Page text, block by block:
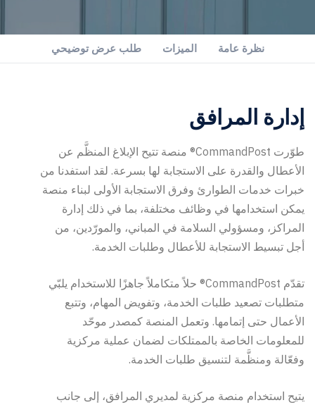
نظرة عامة الميزات طلب عرض توضيحي
إدارة المرافق
طوّرت CommandPost® منصة تتيح الإبلاغ المنظَّم عن
الأعطال والقدرة على الاستجابة لها بسرعة. لقد استفدنا من
خبرات خدمات الطوارئ وفرق الاستجابة الأولى لبناء منصة
يمكن استخدامها في وظائف مختلفة، بما في ذلك إدارة
المراكز، ومسؤولي السلامة في المباني، والمورّدين، من
أجل تبسيط الاستجابة للأعطال وطلبات الخدمة.
تقدّم CommandPost® حلاً متكاملاً جاهزًا للاستخدام يلبّي
متطلبات تصعيد طلبات الخدمة، وتفويض المهام، وتتبع
الأعمال حتى إتمامها. وتعمل المنصة كمصدر موحّد
للمعلومات الخاصة بالممتلكات لضمان عملية مركزية
وفعّالة ومنظَّمة لتنسيق طلبات الخدمة.
يتيح استخدام منصة مركزية لمديري المرافق، إلى جانب